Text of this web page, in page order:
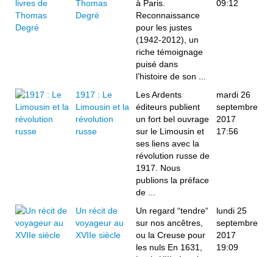
Thomas
Degré
à Paris.
Reconnaissance
pour les justes
(1942-2012), un
riche témoignage
puisé dans
l’histoire de son ...
09:12
1917 : Le
Limousin et la
révolution
russe
Les Ardents
éditeurs publient
un fort bel ouvrage
sur le Limousin et
ses liens avec la
révolution russe de
1917. Nous
publions la préface
de ...
mardi 26
septembre
2017
17:56
Un récit de
voyageur au
XVIIe siècle
Un regard “tendre“
sur nos ancêtres,
ou la Creuse pour
les nuls En 1631,
lundi 25
septembre
2017
19:09